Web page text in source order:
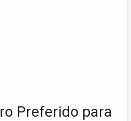
Preferido para